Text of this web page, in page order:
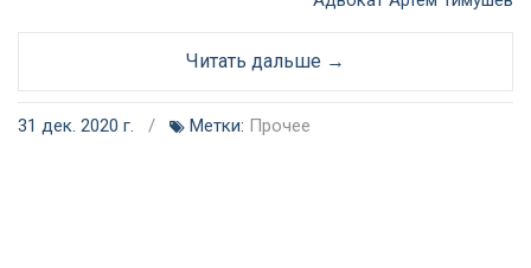
Читать дальше →
31 дек. 2020 г. / Метки: Прочее